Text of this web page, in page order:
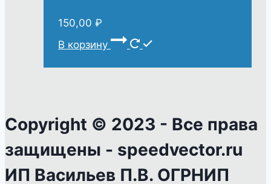
150,00 ₽
В корзину
Copyright © 2023 - Все права
защищены - speedvector.ru
ИП Васильев П.В. ОГРНИП